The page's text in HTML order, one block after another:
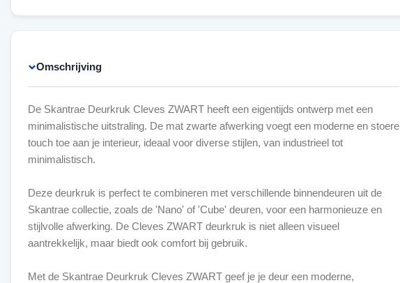
Omschrijving
De Skantrae Deurkruk Cleves ZWART heeft een eigentijds ontwerp met een
minimalistische uitstraling. De mat zwarte afwerking voegt een moderne en stoere
touch toe aan je interieur, ideaal voor diverse stijlen, van industrieel tot
minimalistisch.
Deze deurkruk is perfect te combineren met verschillende binnendeuren uit de
Skantrae collectie, zoals de 'Nano' of 'Cube' deuren, voor een harmonieuze en
stijlvolle afwerking. De Cleves ZWART deurkruk is niet alleen visueel
aantrekkelijk, maar biedt ook comfort bij gebruik.
Met de Skantrae Deurkruk Cleves ZWART geef je je deur een moderne,